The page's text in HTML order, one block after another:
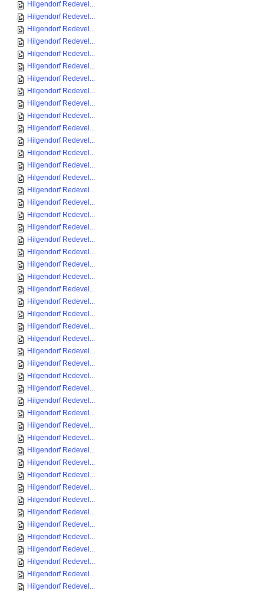
Hilgendorf Redevel...
Hilgendorf Redevel...
Hilgendorf Redevel...
Hilgendorf Redevel...
Hilgendorf Redevel...
Hilgendorf Redevel...
Hilgendorf Redevel...
Hilgendorf Redevel...
Hilgendorf Redevel...
Hilgendorf Redevel...
Hilgendorf Redevel...
Hilgendorf Redevel...
Hilgendorf Redevel...
Hilgendorf Redevel...
Hilgendorf Redevel...
Hilgendorf Redevel...
Hilgendorf Redevel...
Hilgendorf Redevel...
Hilgendorf Redevel...
Hilgendorf Redevel...
Hilgendorf Redevel...
Hilgendorf Redevel...
Hilgendorf Redevel...
Hilgendorf Redevel...
Hilgendorf Redevel...
Hilgendorf Redevel...
Hilgendorf Redevel...
Hilgendorf Redevel...
Hilgendorf Redevel...
Hilgendorf Redevel...
Hilgendorf Redevel...
Hilgendorf Redevel...
Hilgendorf Redevel...
Hilgendorf Redevel...
Hilgendorf Redevel...
Hilgendorf Redevel...
Hilgendorf Redevel...
Hilgendorf Redevel...
Hilgendorf Redevel...
Hilgendorf Redevel...
Hilgendorf Redevel...
Hilgendorf Redevel...
Hilgendorf Redevel...
Hilgendorf Redevel...
Hilgendorf Redevel...
Hilgendorf Redevel...
Hilgendorf Redevel...
Hilgendorf Redevel...